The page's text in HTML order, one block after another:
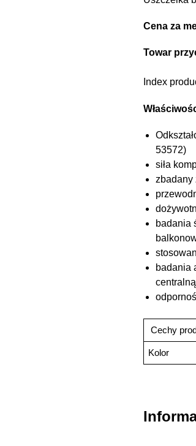
Cena za
Towar
Index
53572)
siła
zbadany
badania
badania
centralną
Cechy
Kolor